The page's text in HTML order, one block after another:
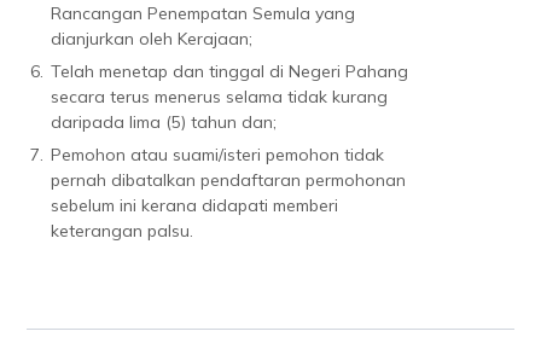
Rancangan Penempatan Semula yang
dianjurkan oleh Kerajaan;
6. Telah menetap dan tinggal di Negeri Pahang
secara terus menerus selama tidak kurang
daripada lima (5) tahun dan;
7. Pemohon atau suami/isteri pemohon tidak
pernah dibatalkan pendaftaran permohonan
sebelum ini kerana didapati memberi
keterangan palsu.